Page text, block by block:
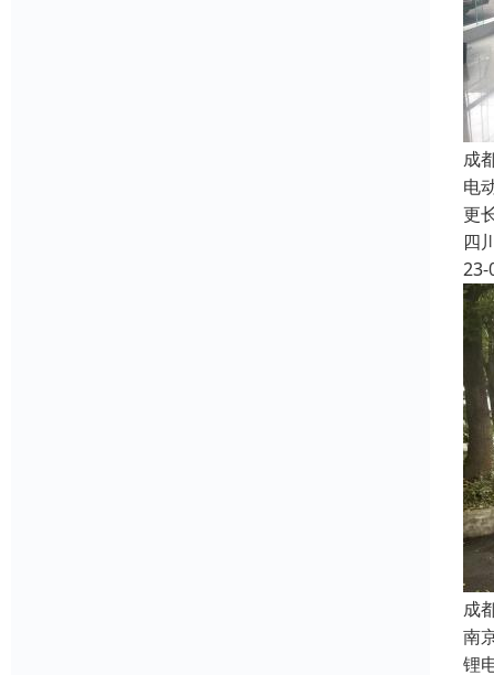
成
电
更
四
23-
成
南
锂